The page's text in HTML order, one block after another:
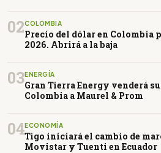
02COLOMBIA
Precio del dólar en Colombia
2026. Abrirá a la baja
03ENERGÍA
Gran Tierra Energy venderá
Colombia a Maurel & Prom
04ECONOMÍA
Tigo iniciará el cambio de
Movistar y Tuenti en Ecuador